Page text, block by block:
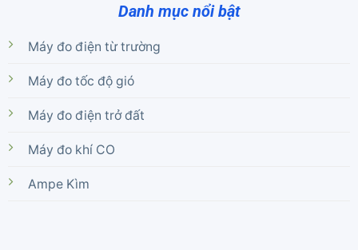
Danh mục nổi bật
Máy đo điện từ trường
Máy đo tốc độ gió
Máy đo điện trở đất
Máy đo khí CO
Ampe Kìm